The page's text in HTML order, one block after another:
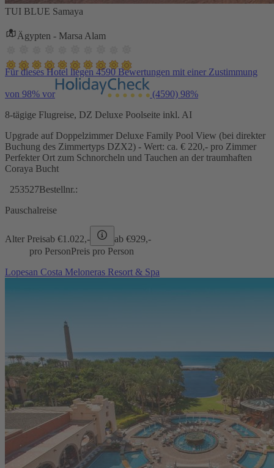
TUI BLUE Samaya
Ägypten - Marsa Alam
Für dieses Hotel liegen 4590 Bewertungen mit einer Zustimmung
von 98% vor (4590) 98%
8-tägige Flugreise, DZ Deluxe Poolseite inkl. AI
Upgrade auf Doppelzimmer Deluxe Family Pool View (bei direkter
Buchung des Zimmertyps DZX2) - Wert: ca. € 220,- pro Zimmer
Perfekter Ort zum Schnorcheln und Tauchen an der traumhaften
Coraya Bucht
253527Bestellnr.:
Pauschalreise
Alter Preisab €1.022,- ab €929,-
pro PersonPreis pro Person
Lopesan Costa Meloneras Resort & Spa